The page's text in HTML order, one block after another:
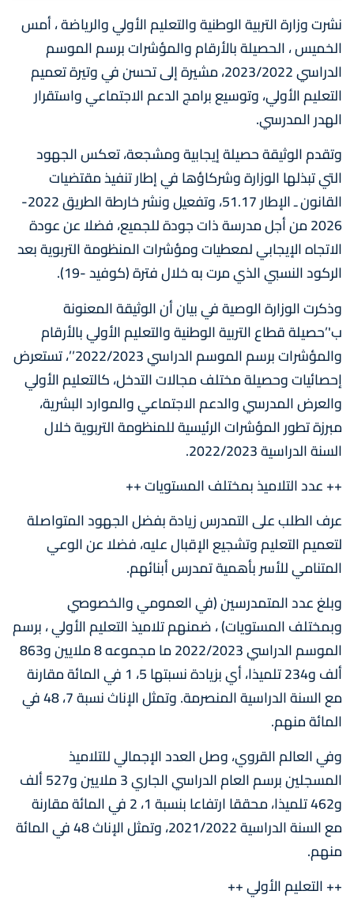
نشرت وزارة التربية الوطنية والتعليم الأولي والرياضة ، أمس
الخميس ، الحصيلة بالأرقام والمؤشرات برسم الموسم
الدراسي 2023/2022، مشيرة إلى تحسن في وتيرة تعميم
التعليم الأولي، وتوسيع برامج الدعم الاجتماعي واستقرار
الهدر المدرسي.
وتقدم الوثيقة حصيلة إيجابية ومشجعة، تعكس الجهود
التي تبذلها الوزارة وشركاؤها في إطار تنفيذ مقتضيات
القانون ـ الإطار 51.17، وتفعيل ونشر خارطة الطريق 2022-
2026 من أجل مدرسة ذات جودة للجميع، فضلا عن عودة
الاتجاه الإيجابي لمعطيات ومؤشرات المنظومة التربوية بعد
الركود النسبي الذي مرت به خلال فترة (كوفيد -19).
وذكرت الوزارة الوصية في بيان أن الوثيقة المعنونة
ب'’حصيلة قطاع التربية الوطنية والتعليم الأولي بالأرقام
والمؤشرات برسم الموسم الدراسي 2022/2023’’، تستعرض
إحصائيات وحصيلة مختلف مجالات التدخل، كالتعليم الأولي
والعرض المدرسي والدعم الاجتماعي والموارد البشرية،
مبرزة تطور المؤشرات الرئيسية للمنظومة التربوية خلال
السنة الدراسية 2022/2023.
++ عدد التلاميذ بمختلف المستويات ++
عرف الطلب على التمدرس زيادة بفضل الجهود المتواصلة
لتعميم التعليم وتشجيع الإقبال عليه، فضلا عن الوعي
المتنامي للأسر بأهمية تمدرس أبنائهم.
وبلغ عدد المتمدرسين (في العمومي والخصوصي
وبمختلف المستويات) ، ضمنهم تلاميذ التعليم الأولي ، برسم
الموسم الدراسي 2022/2023 ما مجموعه 8 ملايين و863
ألف و234 تلميذا، أي بزيادة نسبتها 5، 1 في المائة مقارنة
مع السنة الدراسية المنصرمة. وتمثل الإناث نسبة 7، 48 في
المائة منهم.
وفي العالم القروي، وصل العدد الإجمالي للتلاميذ
المسجلين برسم العام الدراسي الجاري 3 ملايين و527 ألف
و462 تلميذا، محققا ارتفاعا بنسبة 1، 2 في المائة مقارنة
مع السنة الدراسية 2021/2022، وتمثل الإناث 48 في المائة
منهم.
++ التعليم الأولي ++